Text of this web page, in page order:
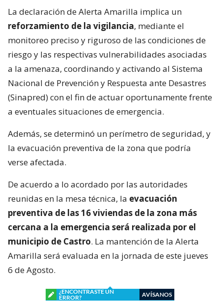
La declaración de Alerta Amarilla implica un
reforzamiento de la vigilancia, mediante el
monitoreo preciso y riguroso de las condiciones de
riesgo y las respectivas vulnerabilidades asociadas
a la amenaza, coordinando y activando al Sistema
Nacional de Prevención y Respuesta ante Desastres
(Sinapred) con el fin de actuar oportunamente frente
a eventuales situaciones de emergencia.
Además, se determinó un perímetro de seguridad, y
la evacuación preventiva de la zona que podría
verse afectada.
De acuerdo a lo acordado por las autoridades
reunidas en la mesa técnica, la evacuación
preventiva de las 16 viviendas de la zona más
cercana a la emergencia será realizada por el
municipio de Castro. La mantención de la Alerta
Amarilla será evaluada en la jornada de este jueves
6 de Agosto.
¿ENCONTRASTE UN
ERROR?
AVÍSANOS